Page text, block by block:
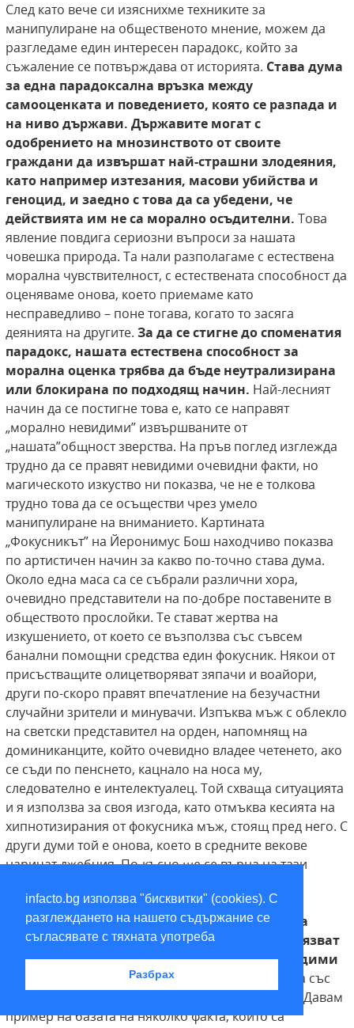
infacto.bg използва "бисквитки" (cookies). С
разглеждането на нашето съдържание се
съгласявате с тяхната употреба
Разбрах
След като вече си изяснихме техниките за
манипулиране на общественото мнение, можем да
разгледаме един интересен парадокс, който за
съжаление се потвърждава от историята. Става дума
за една парадоксална връзка между
самооценката и поведението, която се разпада и
на ниво държави. Държавите могат с
одобрението на мнозинството отсвоите
граждани да извършат най-страшни злодеяния,
като например изтезания, масови убийства и
геноцид, и заедно с това да са убедени, че
действията им не са морално осъдителни. Това
явление повдига сериозни въпроси за нашата
човешка природа. Та нали разполагаме с естествена
морална чувствителност, с естествената способност да
оценяваме онова, което приемаме като
несправедливо – поне тогава, когато то засяга
деянията на другите. За да се стигне до споменатия
парадокс, нашата естествена способност за
морална оценка трябва да бъде неутрализирана
или блокирана по подходящ начин. Най-лесният
начин да се постигне това е, като се направят
„морално невидими” извършваните от
„нашата”общност зверства. На пръв поглед изглежда
трудно да се правят невидими очевидни факти, но
магическото изкуство ни показва, че не е толкова
трудно това да се осъществи чрез умело
манипулиране на вниманието. Картината
„Фокусникът” на Йеронимус Бош находчиво показва
по артистичен начин за какво по-точно става дума.
Около една маса са се събрали различни хора,
очевидно представители на по-добре поставените в
обществото прослойки. Те стават жертва на
изкушението, от което се възползва със съвсем
банални помощни средства един фокусник. Някои от
присъстващите олицетворяват зяпачи и воайори,
други по-скоро правят впечатление на безучастни
случайни зрители и минувачи. Изпъква мъж с облекло
на светски представител на орден, напомнящ на
доминиканците, който очевидно владее четенето, ако
се съди по пенснето, кацнало на носа му,
следователно е интелектуалец. Той схваща ситуацията
и я използва за своя изгода, като отмъква кесията на
хипнотизирания от фокусника мъж, стоящ пред него. С
други думи той е онова, което в средните векове
наричат джебчия. По-късно ще се върна на тази
картината на Бош, не е необходимо голямо
усилие, за да се манипулира вниманието на
хорататака, че те вече да не могат да забелязват
явното и очевидните факти да стават невидими
Това се постига и в политическата сфера със
забележителна и обезпокоителна ефективност. Давам
пример на базата на няколко факта, които са